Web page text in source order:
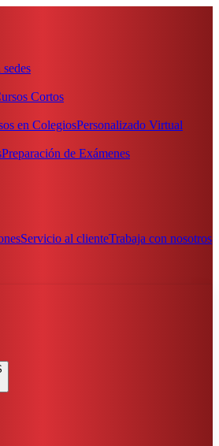
sedes
Cortos
en ColegiosPersonalizado Virtual
Preparación de Exámenes
Servicio al clienteTrabaja con nosotros